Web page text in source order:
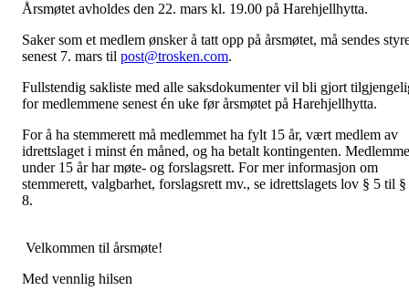
Årsmøtet avholdes den 22. mars kl. 19.00 på Harehjellhytta.
Saker som et medlem ønsker å tatt opp på årsmøtet, må sendes
senest 7. mars til post@trosken.com.
Fullstendig sakliste med alle saksdokumenter vil bli gjort
for medlemmene senest én uke før årsmøtet på Harehjellhytta.
For å ha stemmerett må medlemmet ha fylt 15 år, vært medlem av
idrettslaget i minst én måned, og ha betalt kontingenten.
under 15 år har møte- og forslagsrett. For mer informasjon om
stemmerett, valgbarhet, forslagsrett mv., se idrettslagets lov § 5 til §
8.
Velkommen til årsmøte!
Med vennlig hilsen